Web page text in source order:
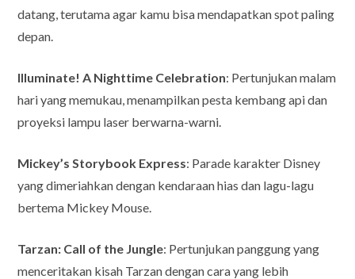
datang, terutama agar kamu bisa mendapatkan spot paling
depan.
Illuminate! A Nighttime Celebration: Pertunjukan malam
hari yang memukau, menampilkan pesta kembang api dan
proyeksi lampu laser berwarna-warni.
Mickey’s Storybook Express: Parade karakter Disney
yang dimeriahkan dengan kendaraan hias dan lagu-lagu
bertema Mickey Mouse.
Tarzan: Call of the Jungle: Pertunjukan panggung yang
menceritakan kisah Tarzan dengan cara yang lebih